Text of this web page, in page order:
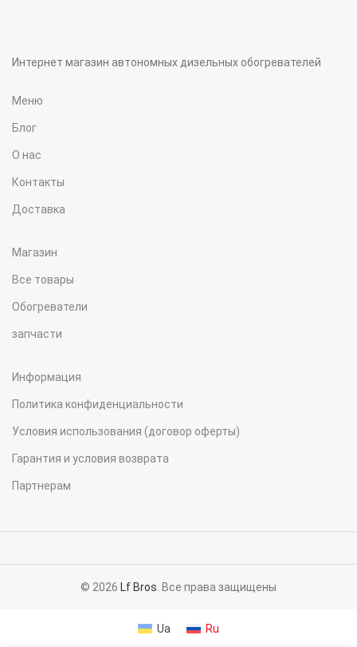
Интернет магазин автономных дизельных обогревателей
Меню
Блог
О нас
Контакты
Доставка
Магазин
Все товары
Обогреватели
запчасти
Информация
Политика конфиденциальности
Условия использования (договор оферты)
Гарантия и условия возврата
Партнерам
© 2026 Lf Bros . Все права защищены
Ua Ru